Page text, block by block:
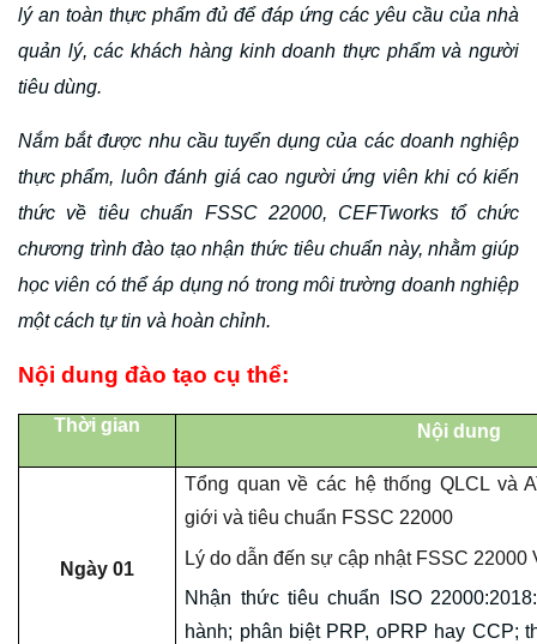
lý an toàn thực phẩm đủ để đáp ứng các yêu cầu của nhà
quản lý, các khách hàng kinh doanh thực phẩm và người
tiêu dùng.
Nắm bắt được nhu cầu tuyển dụng của các doanh nghiệp
thực phẩm, luôn đánh giá cao người ứng viên khi có kiến
thức về tiêu chuẩn FSSC 22000, CEFTworks tổ chức
chương trình đào tạo nhận thức tiêu chuẩn này, nhằm giúp
học viên có thể áp dụng nó trong môi trường doanh nghiệp
một cách tự tin và hoàn chỉnh.
Nội dung đào tạo cụ thể:
Thời gian Nội dung
Ngày 01
Tổng quan về các hệ thống QLCL và
giới và tiêu chuẩn FSSC 22000
Lý do dẫn đến sự cập nhật FSSC 22000
Nhận thức tiêu chuẩn ISO
hành; phân biệt PRP, oPRP hay CCP;